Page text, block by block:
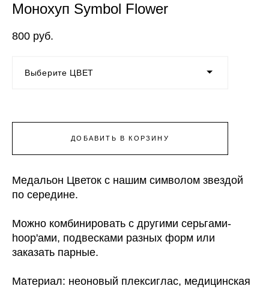
Монохуп Symbol Flower
800 pуб.
Выберите ЦВЕТ
ДОБАВИТЬ В КОРЗИНУ
Медальон Цветок с нашим символом звездой
по середине.
Можно комбинировать с другими серьгами-
hoop'ами, подвесками разных форм или
заказать парные.
Материал: неоновый плексиглас, медицинская